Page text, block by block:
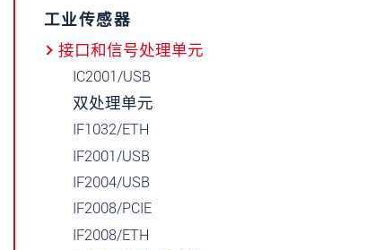
工业传感器
接口和信号处理单元
IC2001/USB
双处理单元
IF1032/ETH
IF2001/USB
IF2004/USB
IF2008/PCIE
IF2008/ETH